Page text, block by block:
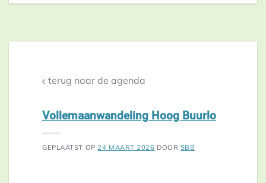
terug naar de agenda
Vollemaanwandeling Hoog Buurlo
GEPLAATST OP 24 MAART 2026 DOOR SBB